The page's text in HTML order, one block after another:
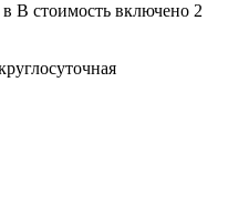
В стоимость включено 2